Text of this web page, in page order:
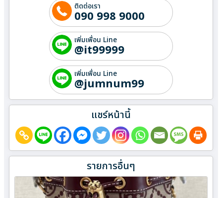
ติดต่อเรา
090 998 9000
เพิ่มเพื่อน Line
@it99999
เพิ่มเพื่อน Line
@jumnum99
แชร์หน้านี้
รายการอื่นๆ